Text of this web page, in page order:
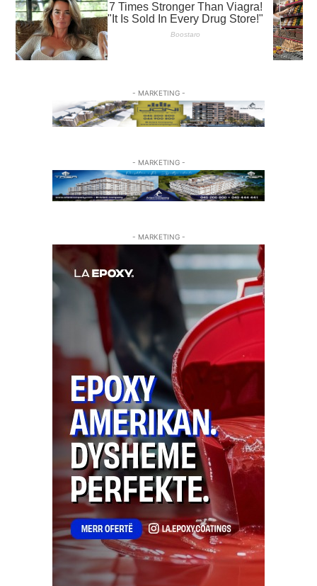
- MARKETING -
- MARKETING -
- MARKETING -